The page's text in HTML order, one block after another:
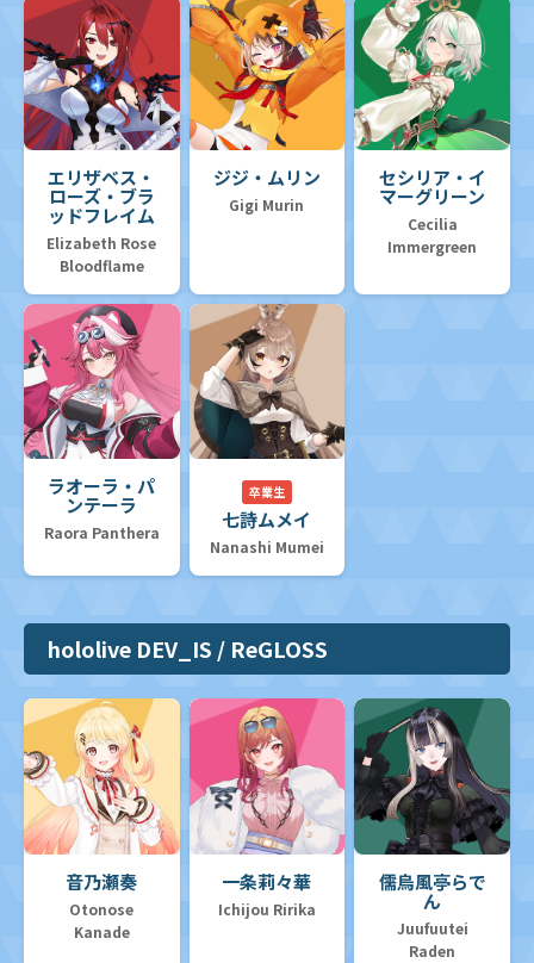
エリザベス・
ローズ・ブラ
ッドフレイム
Elizabeth Rose
Bloodflame
ジジ・ムリン
Gigi Murin
セシリア・イ
マーグリーン
Cecilia
Immergreen
ラオーラ・パ
ンテーラ
Raora Panthera
卒業生
七詩ムメイ
Nanashi Mumei
hololive DEV_IS / ReGLOSS
音乃瀬奏
Otonose
Kanade
一条莉々華
Ichijou Ririka
儒烏風亭らで
ん
Juufuutei
Raden